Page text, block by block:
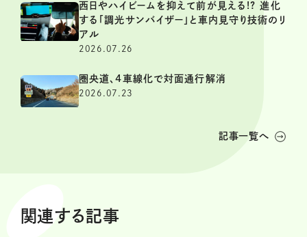
西日やハイビームを抑えて前が見える!? 進化
する「調光サンバイザー」と車内見守り技術のリ
アル
2026.07.26
圏央道、4車線化で対面通行解消
2026.07.23
記事一覧へ
関連する記事